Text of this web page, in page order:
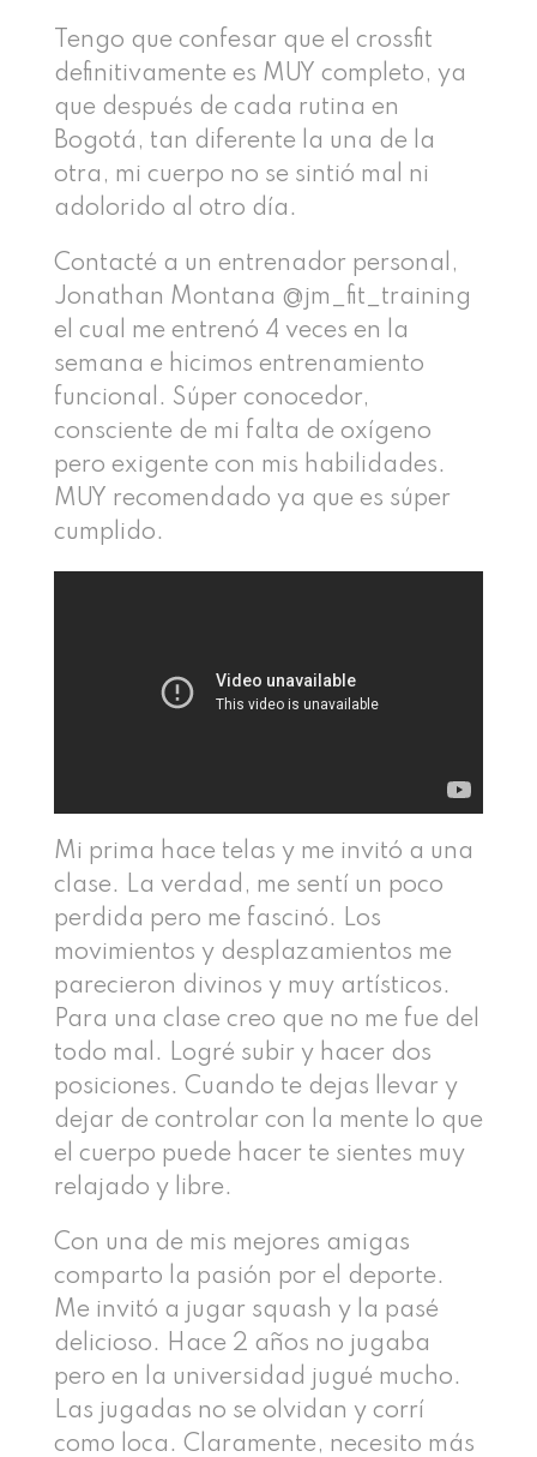
Tengo que confesar que el crossfit
definitivamente es MUY completo, ya
que después de cada rutina en
Bogotá, tan diferente la una de la
otra, mi cuerpo no se sintió mal ni
adolorido al otro día.
Contacté a un entrenador personal,
Jonathan Montana @jm_fit_training
el cual me entrenó 4 veces en la
semana e hicimos entrenamiento
funcional. Súper conocedor,
consciente de mi falta de oxígeno
pero exigente con mis habilidades.
MUY recomendado ya que es súper
cumplido.
Mi prima hace telas y me invitó a una
clase. La verdad, me sentí un poco
perdida pero me fascinó. Los
movimientos y desplazamientos me
parecieron divinos y muy artísticos.
Para una clase creo que no me fue del
todo mal. Logré subir y hacer dos
posiciones. Cuando te dejas llevar y
dejar de controlar con la mente lo que
el cuerpo puede hacer te sientes muy
relajado y libre.
Con una de mis mejores amigas
comparto la pasión por el deporte.
Me invitó a jugar squash y la pasé
delicioso. Hace 2 años no jugaba
pero en la universidad jugué mucho.
Las jugadas no se olvidan y corrí
como loca. Claramente, necesito más